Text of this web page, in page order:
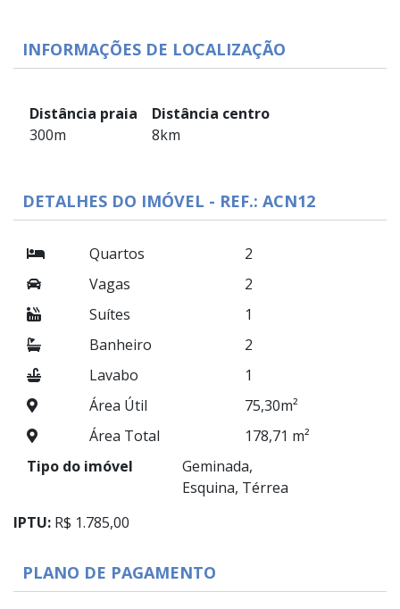
INFORMAÇÕES DE LOCALIZAÇÃO
Distância praia
300m
Distância centro
8km
DETALHES DO IMÓVEL - REF.: ACN12
Quartos
2
Vagas
2
Suítes
1
Banheiro
2
Lavabo
1
Área Útil
75,30m²
Área Total
178,71 m²
Tipo do imóvel
Geminada,
Esquina, Térrea
IPTU: R$ 1.785,00
PLANO DE PAGAMENTO